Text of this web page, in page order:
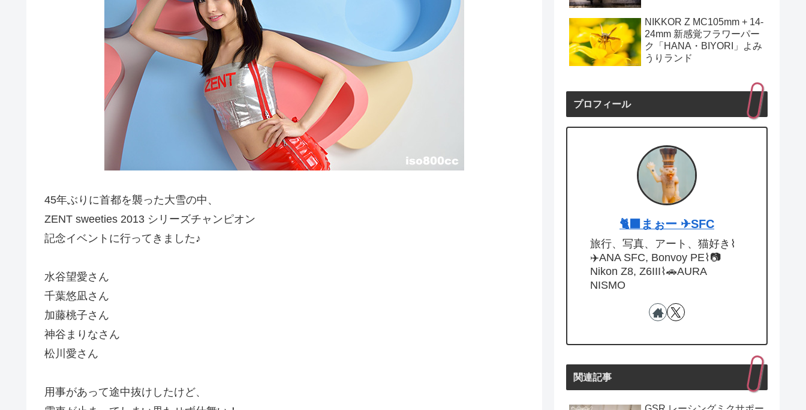
45年ぶりに首都を襲った大雪の中、
ZENT sweeties 2013 シリーズチャンピオン
記念イベントに行ってきました♪
水谷望愛さん
千葉悠凪さん
加藤桃子さん
神谷まりなさん
松川愛さん
用事があって途中抜けしたけど、
NIKKOR Z MC105mm + 14-
24mm 新感覚フラワーパー
ク「HANA・BIYORI」よみ
うりランド
プロフィール
🐈‍⬛まぉー ✈︎SFC
旅行、写真、アート、猫好き⌇
✈️ANA SFC, Bonvoy PE⌇📷
Nikon Z8, Z6III⌇🚗AURA
NISMO
関連記事